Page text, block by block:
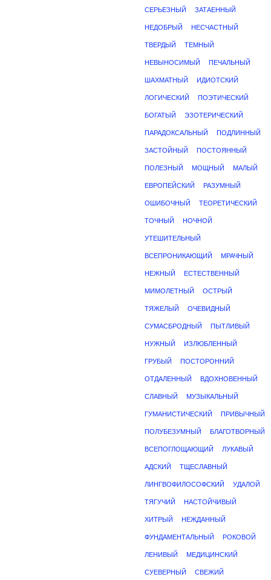
СЕРЬЕЗНЫЙ ЗАТАЕННЫЙ
НЕДОБРЫЙ НЕСЧАСТНЫЙ
ТВЕРДЫЙ ТЕМНЫЙ
НЕВЫНОСИМЫЙ ПЕЧАЛЬНЫЙ
ШАХМАТНЫЙ ИДИОТСКИЙ
ЛОГИЧЕСКИЙ ПОЭТИЧЕСКИЙ
БОГАТЫЙ ЭЗОТЕРИЧЕСКИЙ
ПАРАДОКСАЛЬНЫЙ ПОДЛИННЫЙ
ЗАСТОЙНЫЙ ПОСТОЯННЫЙ
ПОЛЕЗНЫЙ МОЩНЫЙ МАЛЫЙ
ЕВРОПЕЙСКИЙ РАЗУМНЫЙ
ОШИБОЧНЫЙ ТЕОРЕТИЧЕСКИЙ
ТОЧНЫЙ НОЧНОЙ
УТЕШИТЕЛЬНЫЙ
ВСЕПРОНИКАЮЩИЙ МРАЧНЫЙ
НЕЖНЫЙ ЕСТЕСТВЕННЫЙ
МИМОЛЕТНЫЙ ОСТРЫЙ
ТЯЖЕЛЫЙ ОЧЕВИДНЫЙ
СУМАСБРОДНЫЙ ПЫТЛИВЫЙ
НУЖНЫЙ ИЗЛЮБЛЕННЫЙ
ГРУБЫЙ ПОСТОРОННИЙ
ОТДАЛЕННЫЙ ВДОХНОВЕННЫЙ
СЛАВНЫЙ МУЗЫКАЛЬНЫЙ
ГУМАНИСТИЧЕСКИЙ ПРИВЫЧНЫЙ
ПОЛУБЕЗУМНЫЙ БЛАГОТВОРНЫЙ
ВСЕПОГЛОЩАЮЩИЙ ЛУКАВЫЙ
АДСКИЙ ТЩЕСЛАВНЫЙ
ЛИНГВОФИЛОСОФСКИЙ УДАЛОЙ
ТЯГУЧИЙ НАСТОЙЧИВЫЙ
ХИТРЫЙ НЕЖДАННЫЙ
ФУНДАМЕНТАЛЬНЫЙ РОКОВОЙ
ЛЕНИВЫЙ МЕДИЦИНСКИЙ
СУЕВЕРНЫЙ СВЕЖИЙ